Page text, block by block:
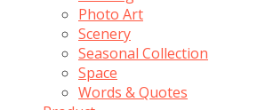
Photo Art
Scenery
Seasonal Collection
Space
Words & Quotes